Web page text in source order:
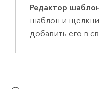
Редактор
шаблон и
добавить его в